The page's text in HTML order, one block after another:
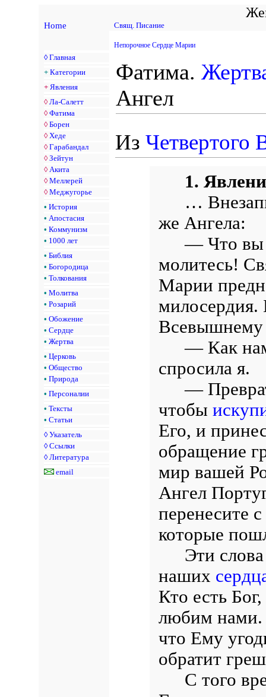
Home Свящ. Писание
◊ Главная
+ Категории
+ Явления
◊ Ла-Салетт
◊ Фатима
◊ Борен
◊ Хеде
◊ Гарабандал
◊ Зейтун
◊ Акита
◊ Меллерей
◊ Меджугорье
• История
• Апостасия
• Коммунизм
• 1000 лет
• Библия
• Богородица
• Толкования
• Молитва
• Розарий
• Обожение
• Сердце
• Жертва
• Церковь
• Общество
• Природа
• Персоналии
• Тексты
• Статьи
◊ Указатель
◊ Ссылки
◊ Литература
email
Непорочное Сердце Марии
Фатима.
Ангел
ИзЧетвертого
1.
…
же Ангела:
— Что вы
молитесь!
Марии
милосердия.
— Как
спросила я.
—
чтобы
Его, и
обращение
мир вашей
Ангел
перенесите
которые
Эти
наших
Кто есть
любим нами.
что Ему
обратит
С того